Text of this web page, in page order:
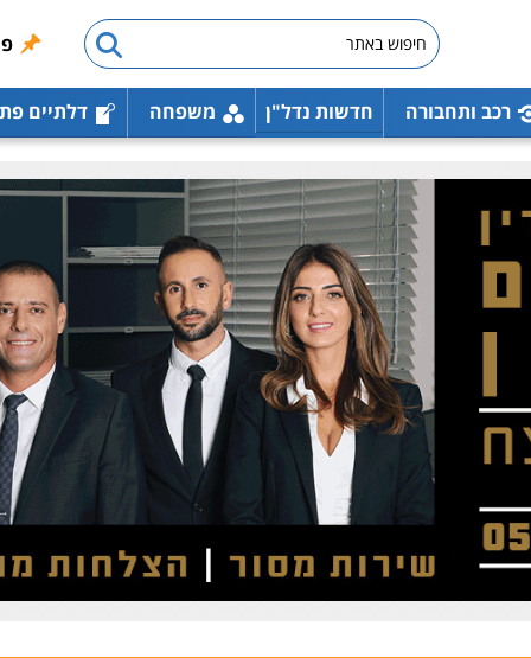
רכב ותחבורה חדשות נדל"ן משפחה דלתיים